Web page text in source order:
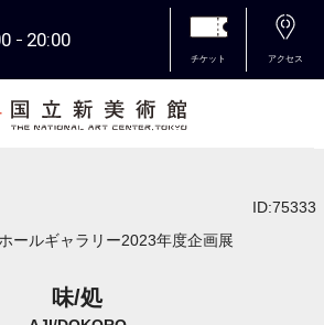
20:00
チケット アクセス
ID:75333
ールギャラリー2023年度企画展
味/処